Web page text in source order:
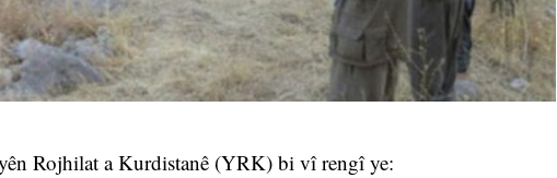
Rojhilat a Kurdistanê (YRK) bi vî rengî ye: